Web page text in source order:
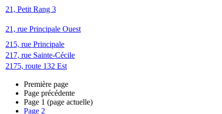
21, Petit Rang 3
21, rue Principale Ouest
215, rue Principale
217, rue Sainte-Cécile
2175, route 132 Est
Première page
Page précédente
Page 1 (page actuelle)
Page 2